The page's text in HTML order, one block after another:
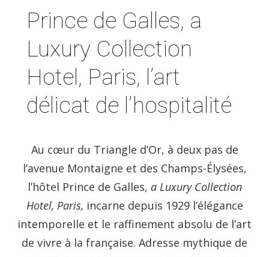
Prince de Galles, a
Luxury Collection
Hotel, Paris, l’art
délicat de l’hospitalité
Au cœur du Triangle d’Or, à deux pas de
l’avenue Montaigne et des Champs-Élysées,
l’hôtel Prince de Galles, a Luxury Collection
Hotel, Paris, incarne depuis 1929 l’élégance
intemporelle et le raffinement absolu de l’art
de vivre à la française. Adresse mythique de